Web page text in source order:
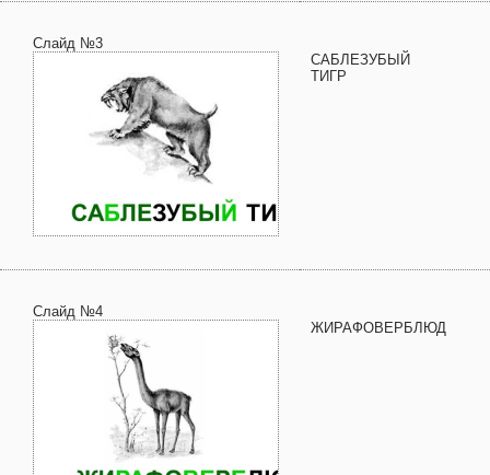
Слайд №3
САБЛЕЗУБЫЙ
ТИГР
Слайд №4
ЖИРАФОВЕРБЛЮД